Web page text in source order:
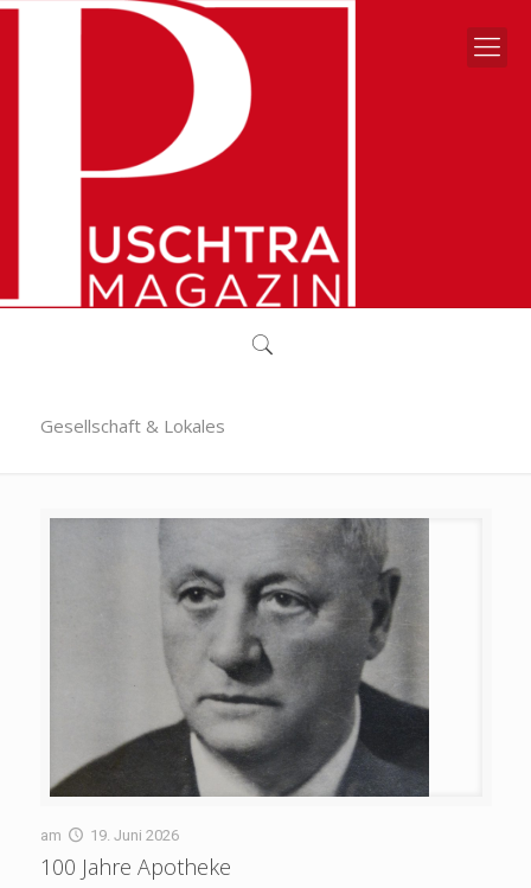
Gesellschaft & Lokales
am 19. Juni 2026
100 Jahre Apotheke